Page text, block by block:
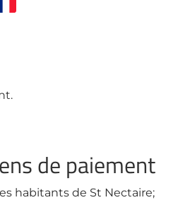
de paiement
habitants de St Nectaire;